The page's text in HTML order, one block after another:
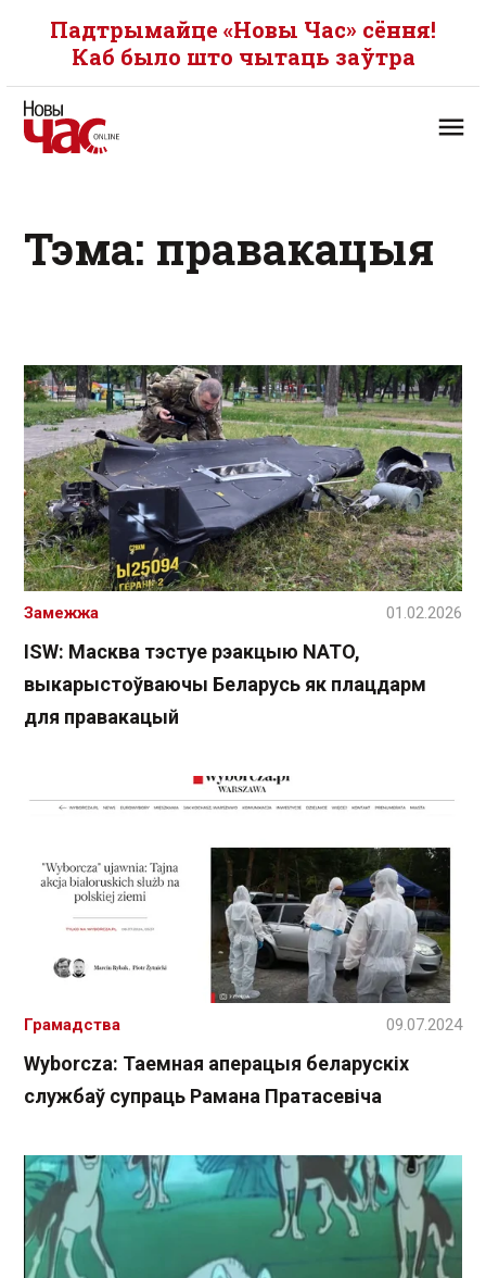
Падтрымайце «Новы Час» сёння!
Каб было што чытаць заўтра
Тэма: правакацыя
ISW: Масква тэстуе рэакцыю NATO,
выкарыстоўваючы Беларусь як плацдарм
для правакацый
Замежжа 01.02.2026
Wyborcza: Таемная аперацыя беларускіх
службаў супраць Рамана Пратасевіча
Грамадства 09.07.2024